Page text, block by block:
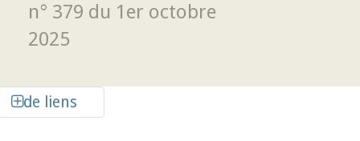
n° 379 du 1er octobre
2025
de liens